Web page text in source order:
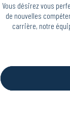
Vous désirez vous
de nouvelles
carrière, notre